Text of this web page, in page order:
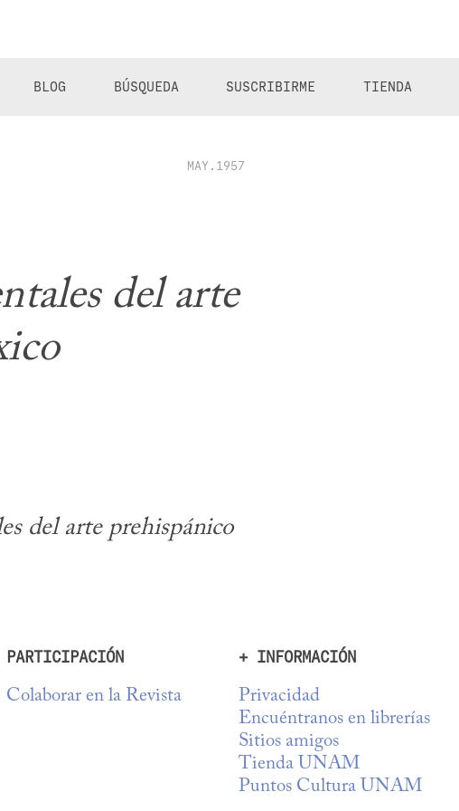
BLOG BÚSQUEDA SUSCRIBIRME TIENDA
MAY.1957
del arte
del arte prehispánico
PARTICIPACIÓN
Colaborar en la Revista
+ INFORMACIÓN
Privacidad
Encuéntranos en librerías
Sitios amigos
Tienda UNAM
Puntos Cultura UNAM